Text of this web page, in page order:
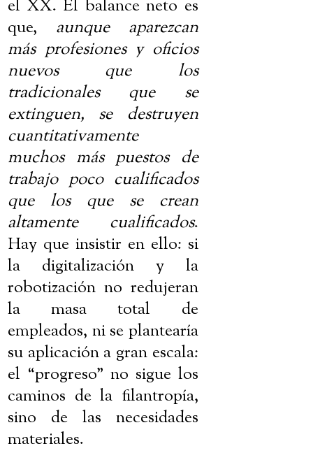
el XX. El balance neto es
que, aunque aparezcan
más profesiones y oficios
nuevos que los
tradicionales que se
extinguen, se destruyen
cuantitativamente
muchos más puestos de
trabajo poco cualificados
que los que se crean
altamente cualificados.
Hay que insistir en ello: si
la digitalización y la
robotización no redujeran
la masa total de
empleados, ni se plantearía
su aplicación a gran escala:
el “progreso” no sigue los
caminos de la filantropía,
sino de las necesidades
materiales.